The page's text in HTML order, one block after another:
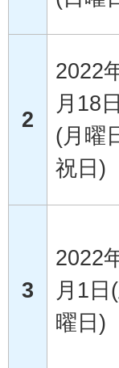
2
2022
月18日
(月曜
祝日)
3
2022
月1日
曜日)